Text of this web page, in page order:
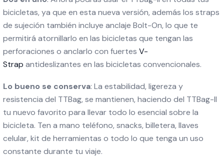
bicicletas, ya que en esta nueva versión, además los straps
de sujeción también incluye anclaje Bolt-On, lo que te
permitirá atornillarlo en las bicicletas que tengan las
perforaciones o anclarlo con fuertes V-
Strap antideslizantes en las bicicletas convencionales.
Lo bueno se conserva: La estabilidad, ligereza y
resistencia del TTBag, se mantienen, haciendo del TTBag-II
tu nuevo favorito para llevar todo lo esencial sobre la
bicicleta. Ten a mano teléfono, snacks, billetera, llaves
celular, kit de herramientas o todo lo que tenga un uso
constante durante tu viaje.